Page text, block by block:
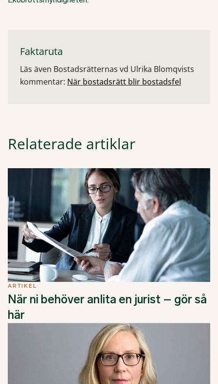
Faktaruta
Läs även Bostadsrätternas vd Ulrika Blomqvists
kommentar: När bostadsrätt blir bostadsfel
Relaterade artiklar
ARTIKEL
När ni behöver anlita en jurist – gör så
här